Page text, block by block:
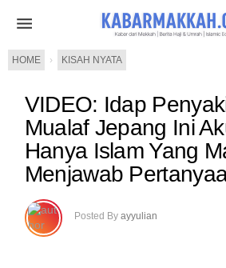
HOME › KISAH NYATA
VIDEO: Idap
Mualaf Jepang Ini
Hanya Islam Yang
Menjawab
Posted By ayyulian